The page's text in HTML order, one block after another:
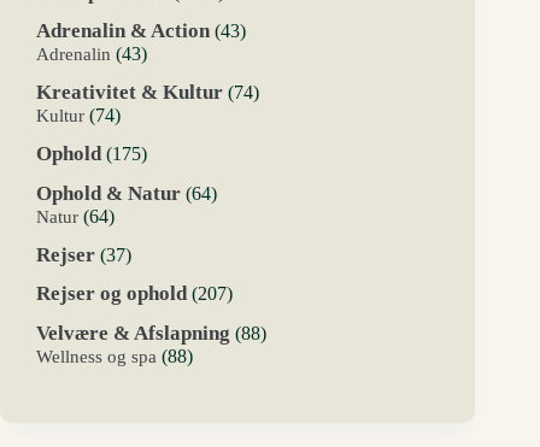
Adrenalin & Action 4343
Adrenalin 4343
Kreativitet & Kultur 7474
Kultur 7474
Ophold 175175
Ophold & Natur 6464
Natur 6464
Rejser 3737
Rejser og ophold 207207
Velvære & Afslapning 8888
Wellness og spa 8888